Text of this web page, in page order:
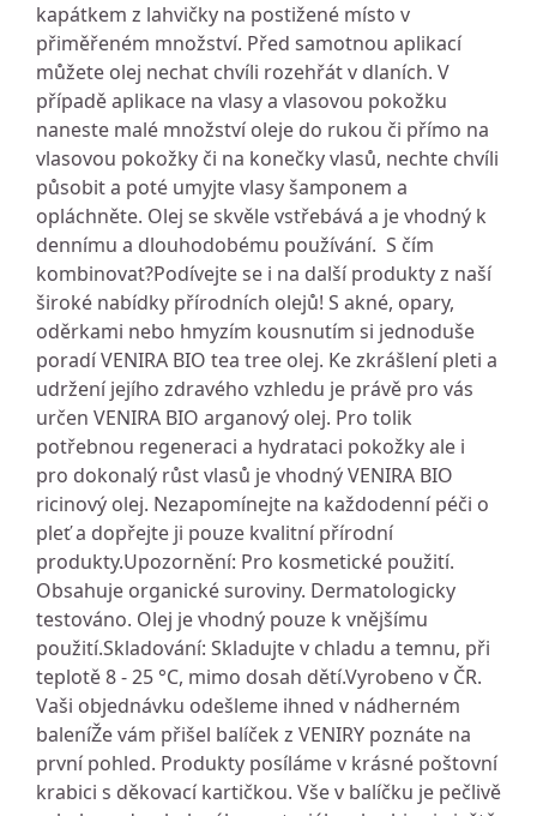
kapátkem z lahvičky na postižené místo v
přiměřeném množství. Před samotnou aplikací
můžete olej nechat chvíli rozehřát v dlaních. V
případě aplikace na vlasy a vlasovou pokožku
naneste malé množství oleje do rukou či přímo na
vlasovou pokožky či na konečky vlasů, nechte chvíli
působit a poté umyjte vlasy šamponem a
opláchněte. Olej se skvěle vstřebává a je vhodný k
dennímu a dlouhodobému používání. S čím
kombinovat?Podívejte se i na další produkty z naší
široké nabídky přírodních olejů! S akné, opary,
oděrkami nebo hmyzím kousnutím si jednoduše
poradí VENIRA BIO tea tree olej. Ke zkrášlení pleti a
udržení jejího zdravého vzhledu je právě pro vás
určen VENIRA BIO arganový olej. Pro tolik
potřebnou regeneraci a hydrataci pokožky ale i
pro dokonalý růst vlasů je vhodný VENIRA BIO
ricinový olej. Nezapomínejte na každodenní péči o
pleť a dopřejte ji pouze kvalitní přírodní
produkty.Upozornění: Pro kosmetické použití.
Obsahuje organické suroviny. Dermatologicky
testováno. Olej je vhodný pouze k vnějšímu
použití.Skladování: Skladujte v chladu a temnu, při
teplotě 8 - 25 °C, mimo dosah dětí.Vyrobeno v ČR.
Vaši objednávku odešleme ihned v nádherném
baleníŽe vám přišel balíček z VENIRY poznáte na
první pohled. Produkty posíláme v krásné poštovní
krabici s děkovací kartičkou. Vše v balíčku je pečlivě